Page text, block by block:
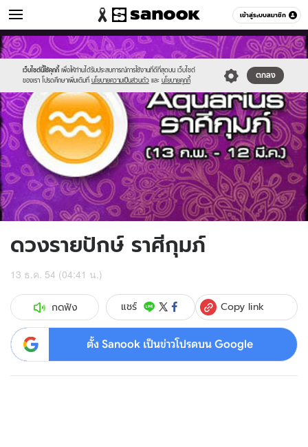
เข้าสู่ระบบสมาชิก
ดูดวง หมวดอื่นๆ
เว็บไซต์นี้ใช้คุกกี้ เพื่อให้ท่านได้รับประสบการณ์การใช้งานที่ดีที่สุดบน เว็บไซต์
ของเรา โปรดศึกษาเพิ่มเติมที่ นโยบายความเป็นส่วนตัว และ นโยบายคุกกี้
ตกลง
Sanook
//s.isanook.com/sr/0/images/logo-
new-
sanook.png
600
60
//s.isanook.com/ho/0/ud/4/22493/aquarius.jpg
ดวงรายปักษ์ ราศีกุมภ์
13 ธ.ค. 54 (04:41 น.)
กดฟัง แชร์ Copy link
ตั้ง Sanook เป็นข่าวโปรดบน Google